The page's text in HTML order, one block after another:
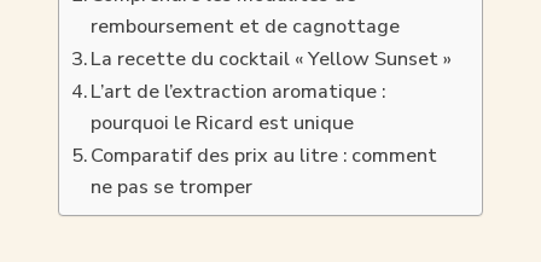
remboursement et de cagnottage
La recette du cocktail « Yellow Sunset »
L’art de l’extraction aromatique :
pourquoi le Ricard est unique
Comparatif des prix au litre : comment
ne pas se tromper